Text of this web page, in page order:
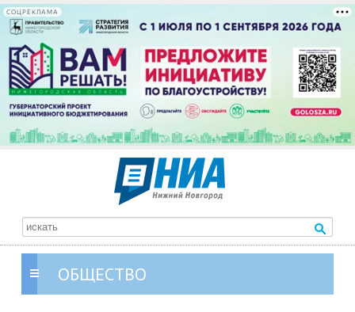
СОЦРЕКЛАМА
ОБЩЕСТВО